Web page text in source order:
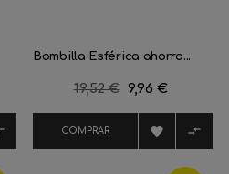
Bombilla Esférica ahorro...
Precio
19,52 € Precio
9,96 €
COMPRAR  